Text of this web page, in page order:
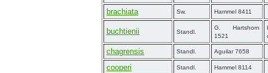
brachiata Sw. Hammel 8411
buchtienii Standl.
G. Hartshorn
1521
chagrensis Standl. Aguilar 7658
cooperi Standl. Hammel 8114